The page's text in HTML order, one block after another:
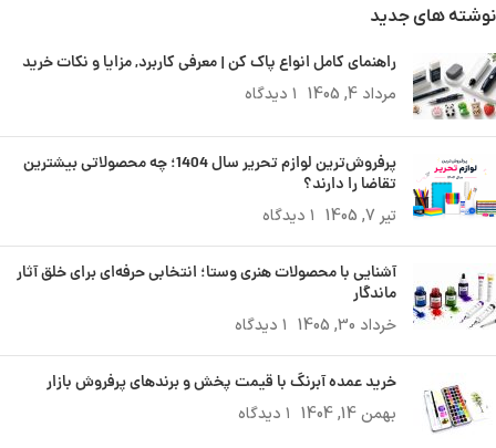
نوشته های جدید
راهنمای کامل انواع پاک کن | معرفی کاربرد, مزایا و نکات خرید
مرداد 4, 1405 ۱ دیدگاه
پرفروش‌ترین لوازم تحریر سال 1404؛ چه محصولاتی بیشترین
تقاضا را دارند؟
تیر 7, 1405 ۱ دیدگاه
آشنایی با محصولات هنری وستا؛ انتخابی حرفه‌ای برای خلق آثار
ماندگار
خرداد 30, 1405 ۱ دیدگاه
خرید عمده آبرنگ با قیمت پخش و برندهای پرفروش بازار
بهمن 14, 1404 ۱ دیدگاه